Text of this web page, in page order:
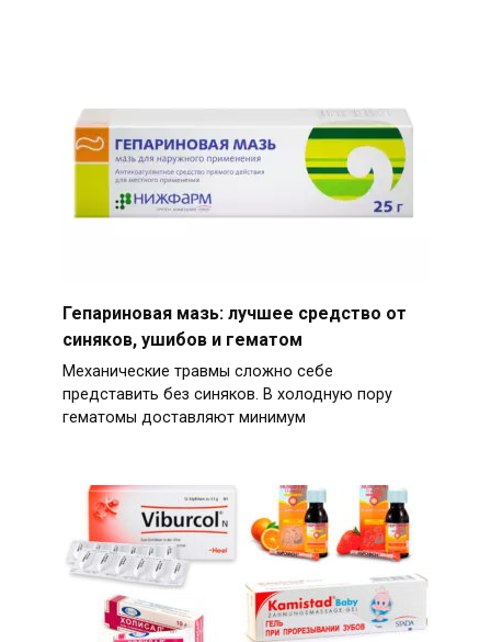
Гепариновая мазь: лучшее средство от
синяков, ушибов и гематом
Механические травмы сложно себе
представить без синяков. В холодную пору
гематомы доставляют минимум